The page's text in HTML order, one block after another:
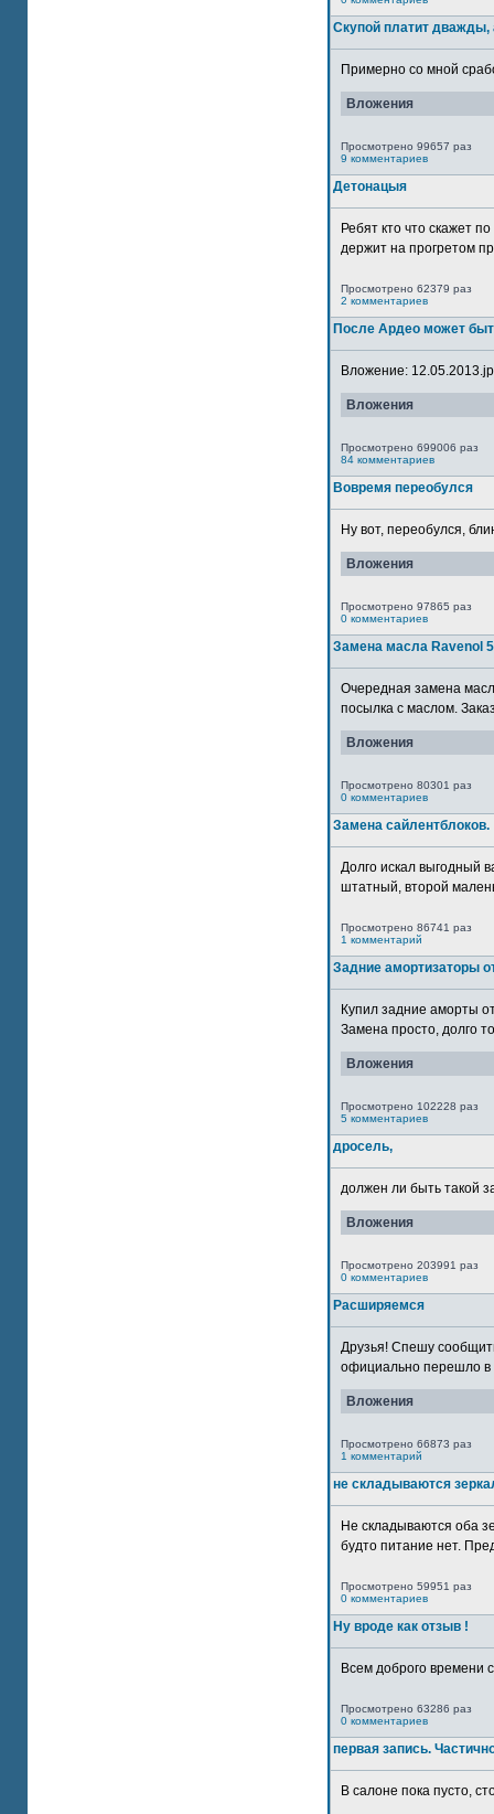
Скупой платит
Примерно со мной
Вложения
Просмотрено 99657 раз
9 комментариев
Детонацыя
Ребят кто что скажет
держит на прогретом
Просмотрено 62379 раз
2 комментариев
После Ардео может
Вложение:
Вложения
Просмотрено 699006 раз
84 комментариев
Вовремя переобулся
Ну вот, переобулся,
Вложения
Просмотрено 97865 раз
0 комментариев
Замена масла Ravenol
Очередная замена
посылка с маслом.
Вложения
Просмотрено 80301 раз
0 комментариев
Замена сайлентблоков.
Долго искал выгодный
штатный, второй
Просмотрено 86741 раз
1 комментарий
Задние амортизаторы
Купил задние аморты
Замена просто, долго
Вложения
Просмотрено 102228 раз
5 комментариев
дросель,
должен ли быть такой
Вложения
Просмотрено 203991 раз
0 комментариев
Расширяемся
Друзья! Спешу
официально перешло в
Вложения
Просмотрено 66873 раз
1 комментарий
не складываются
Не складываются оба
будто питание нет.
Просмотрено 59951 раз
0 комментариев
Ну вроде как отзыв !
Всем доброго времени
Просмотрено 63286 раз
0 комментариев
первая запись.
В салоне пока пусто,